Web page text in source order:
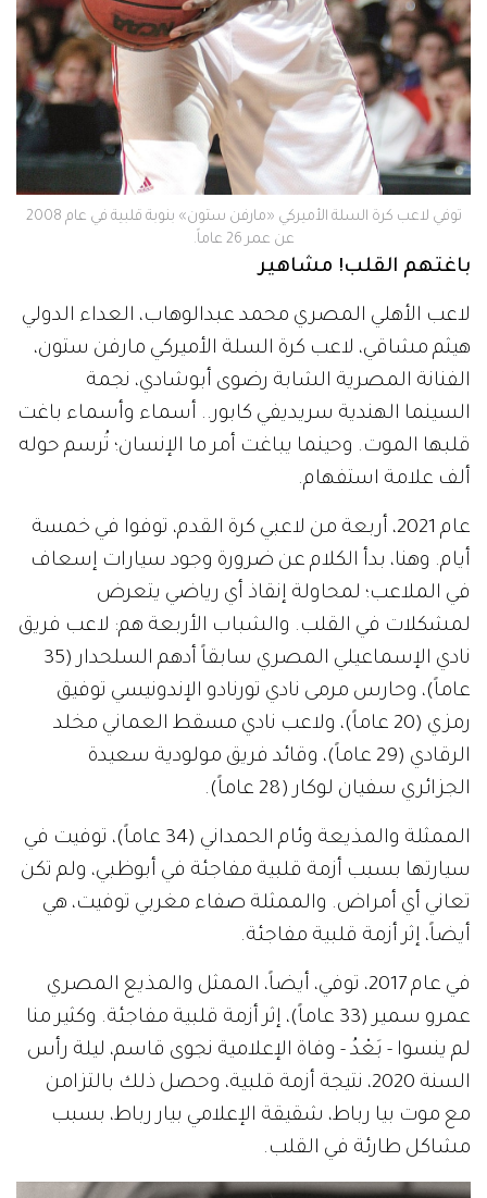
توفي لاعب كرة السلة الأميركي «مارفن ستون» بنوبة قلبية في عام 2008
عن عمر 26 عاماً.
باغتهم القلب! مشاهير
لاعب الأهلي المصري محمد عبدالوهاب، العداء الدولي
هيثم مشاقي، لاعب كرة السلة الأميركي مارفن ستون،
الفنانة المصرية الشابة رضوى أبوشادي، نجمة
السينما الهندية سريديفي كابور.. أسماء وأسماء باغت
قلبها الموت. وحينما يباغت أمر ما الإنسان؛ تُرسم حوله
ألف علامة استفهام.
عام 2021، أربعة من لاعبي كرة القدم، توفوا في خمسة
أيام. وهنا، بدأ الكلام عن ضرورة وجود سيارات إسعاف
في الملاعب؛ لمحاولة إنقاذ أي رياضي يتعرض
لمشكلات في القلب. والشباب الأربعة هم: لاعب فريق
نادي الإسماعيلي المصري سابقاً أدهم السلحدار (35
عاماً)، وحارس مرمى نادي تورنادو الإندونيسي توفيق
رمزي (20 عاماً)، ولاعب نادي مسقط العماني مخلد
الرقادي (29 عاماً)، وقائد فريق مولودية سعيدة
الجزائري سفيان لوكار (28 عاماً).
الممثلة والمذيعة وئام الحمداني (34 عاماً)، توفيت في
سيارتها بسبب أزمة قلبية مفاجئة في أبوظبي، ولم تكن
تعاني أي أمراض. والممثلة صفاء مغربي توفيت، هي
أيضاً، إثر أزمة قلبية مفاجئة.
في عام 2017، توفي، أيضاً، الممثل والمذيع المصري
عمرو سمير (33 عاماً)، إثر أزمة قلبية مفاجئة. وكثير منا
لم ينسوا - بَعْدُ - وفاة الإعلامية نجوى قاسم، ليلة رأس
السنة 2020، نتيجة أزمة قلبية، وحصل ذلك بالتزامن
مع موت بيا رباط، شقيقة الإعلامي بيار رباط، بسبب
مشاكل طارئة في القلب.